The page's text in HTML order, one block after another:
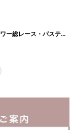
[ERUKEI]フラワー総レース・パステル・ハイウエスト・ノースリーブ・マーメイドライン・ミディアムドレス・ワンピース[山崎みどり・黒木麗奈・MIRIN着用]《送料＆代引き手数料無料》mypkpl